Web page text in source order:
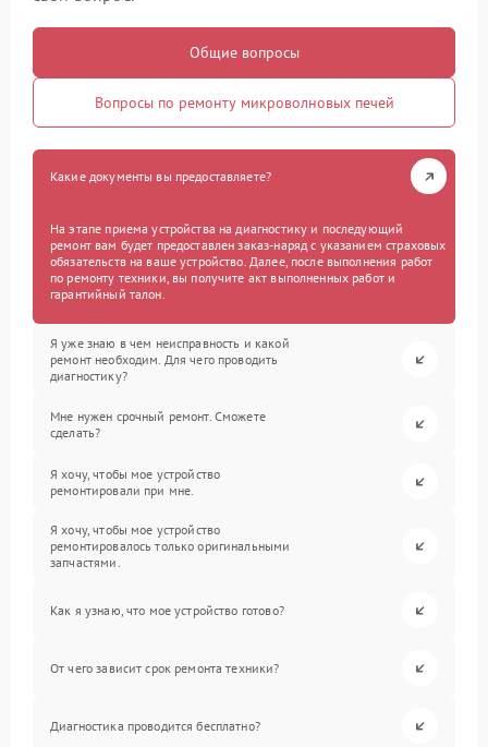
Общие вопросы
Вопросы по ремонту микроволновых печей
Какие документы вы предоставляете?
На этапе приема устройства на диагностику и последующий
ремонт вам будет предоставлен заказ-наряд с указанием страховых
обязательств на ваше устройство. Далее, после выполнения работ
по ремонту техники, вы получите акт выполненных работ и
гарантийный талон.
Я уже знаю в чем неисправность и какой
ремонт необходим. Для чего проводить
диагностику?
Мне нужен срочный ремонт. Сможете
сделать?
Я хочу, чтобы мое устройство
ремонтировали при мне.
Я хочу, чтобы мое устройство
ремонтировалось только оригинальными
запчастями.
Как я узнаю, что мое устройство готово?
От чего зависит срок ремонта техники?
Диагностика проводится бесплатно?